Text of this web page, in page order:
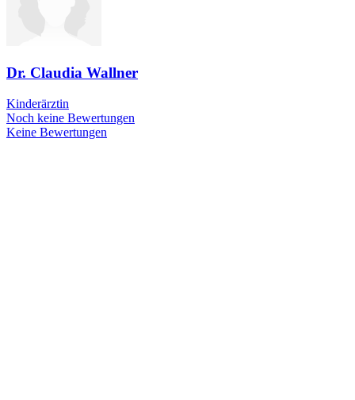
Dr. Claudia Wallner
Kinderärztin
Noch keine Bewertungen
Keine Bewertungen